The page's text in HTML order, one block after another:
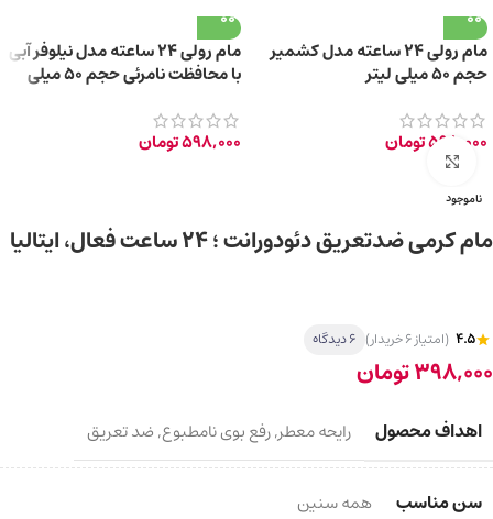
مام رولی 24 ساعته مدل کشمیر
حجم 50 میلی لیتر
598,000تومان
مام رولی 24 ساعته مدل نیلوفر آبی
با محافظت نامرئی حجم 50 میلی
598,000تومان
ناموجود
برای بزرگ‌نمایی کلیک کنید
مام کرمی ضدتعریق دئودورانت ؛ 24 ساعت فعال، ایتالیا
4.5 (امتیاز 6 خریدار) 6 دیدگاه
398,000تومان
اهداف محصول رایحه معطر,رفع بوی نامطبوع,ضد تعریق
سن مناسب همه سنین